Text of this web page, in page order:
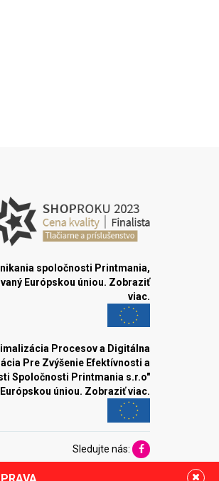
spoločnosti Printmania,
Európskou úniou. Zobraziť
viac.
Procesov a Digitálna
Pre Zvýšenie Efektívnosti a
Spoločnosti Printmania s.r.o"
úniou. Zobraziť viac.
Sledujte nás: